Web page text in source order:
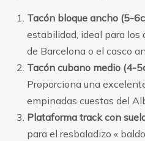
Tacón bloque ancho (5-
estabilidad, ideal para los
de Barcelona o el casco
Tacón cubano medio (4-
Proporciona una
empinadas cuestas del
Plataforma track con
para el resbaladizo «